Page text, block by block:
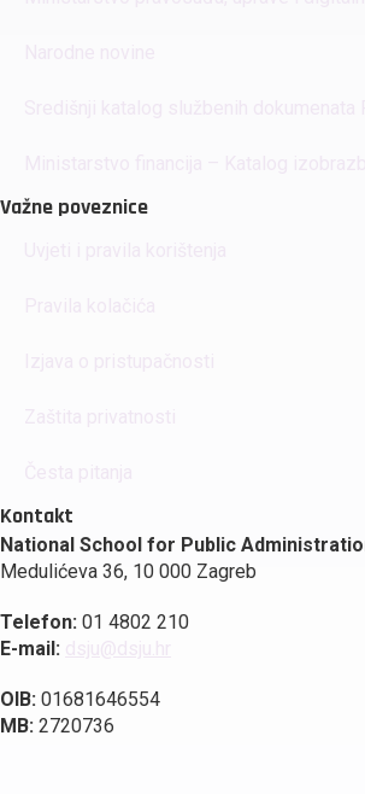
Važne poveznice
Kontakt
National School for Public
Medulićeva 36, 10 000 Zagreb
Telefon: 01 4802 210
E-mail:
OIB: 01681646554
MB: 2720736